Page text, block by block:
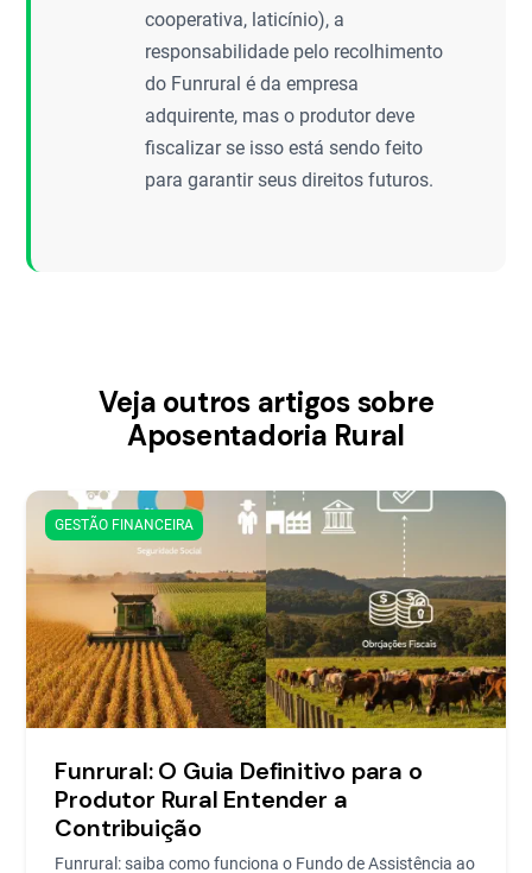
cooperativa, laticínio), a
responsabilidade pelo recolhimento
do Funrural é da empresa
adquirente, mas o produtor deve
fiscalizar se isso está sendo feito
para garantir seus direitos futuros.
Veja outros artigos sobre
Aposentadoria Rural
GESTÃO FINANCEIRA
Funrural: O Guia Definitivo para o
Produtor Rural Entender a
Contribuição
Funrural: saiba como funciona o Fundo de Assistência ao